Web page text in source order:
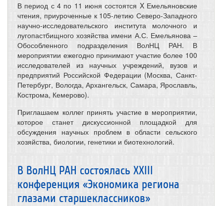
В период с 4 по 11 июня состоятся X Емельяновские
чтения, приуроченные к 105-летию Северо-Западного
научно-исследовательского института молочного и
лугопастбищного хозяйства имени А.С. Емельянова –
Обособленного подразделения ВолНЦ РАН. В
мероприятии ежегодно принимают участие более 100
исследователей из научных учреждений, вузов и
предприятий Российской Федерации (Москва, Санкт-
Петербург, Вологда, Архангельск, Самара, Ярославль,
Кострома, Кемерово).
Приглашаем коллег принять участие в мероприятии,
которое станет дискуссионной площадкой для
обсуждения научных проблем в области сельского
хозяйства, биологии, генетики и биотехнологий.
В ВолНЦ РАН состоялась XXIII
конференция «Экономика региона
глазами старшеклассников»